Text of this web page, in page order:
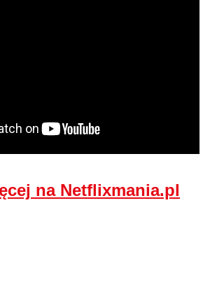
na Netflixmania.pl